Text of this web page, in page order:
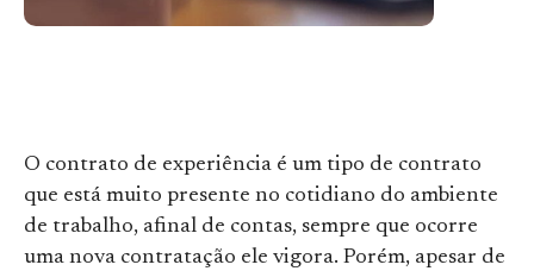
O contrato de experiência é um tipo de contrato
que está muito presente no cotidiano do ambiente
de trabalho, afinal de contas, sempre que ocorre
uma nova contratação ele vigora. Porém, apesar de